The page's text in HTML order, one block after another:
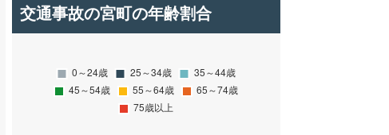
交通事故の宮町の年齢割合